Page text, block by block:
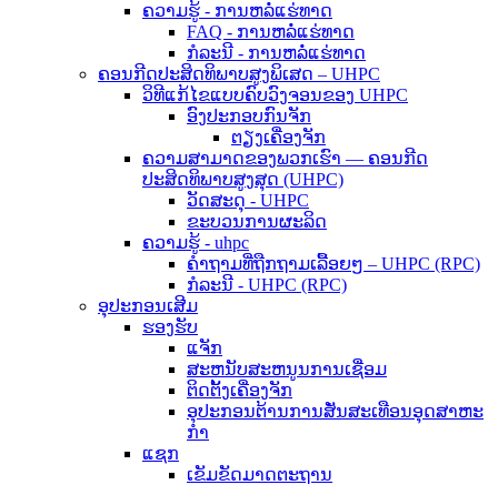
ຄວາມຮູ້ - ການຫລໍ່ແຮ່ທາດ
FAQ - ການຫລໍ່ແຮ່ທາດ
ກໍລະນີ - ການຫລໍ່ແຮ່ທາດ
ຄອນກີດປະສິດທິພາບສູງພິເສດ – UHPC
ວິທີແກ້ໄຂແບບຄົບວົງຈອນຂອງ UHPC
ອົງປະກອບກົນຈັກ
ຕຽງເຄື່ອງຈັກ
ຄວາມສາມາດຂອງພວກເຮົາ — ຄອນກີດ
ປະສິດທິພາບສູງສຸດ (UHPC)
ວັດສະດຸ - UHPC
ຂະບວນການຜະລິດ
ຄວາມຮູ້ - uhpc
ຄຳຖາມທີ່ຖືກຖາມເລື້ອຍໆ – UHPC (RPC)
ກໍລະນີ - UHPC (RPC)
ອຸປະກອນເສີມ
ຮອງຮັບ
ແຈັກ
ສະຫນັບສະຫນູນການເຊື່ອມ
ຕິດຕັ້ງເຄື່ອງຈັກ
ອຸປະກອນຕ້ານການສັ່ນສະເທືອນອຸດສາຫະ
ກໍາ
ແຊກ
ເຂັມຂັດມາດຕະຖານ